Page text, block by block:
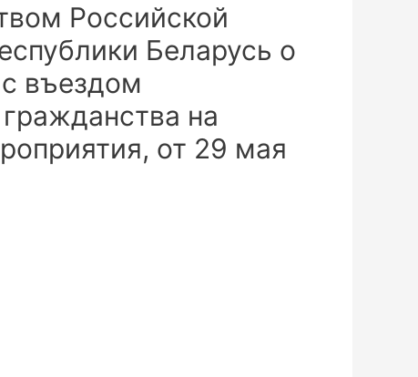
Российской
Беларусь о
въездом
на
от 29 мая